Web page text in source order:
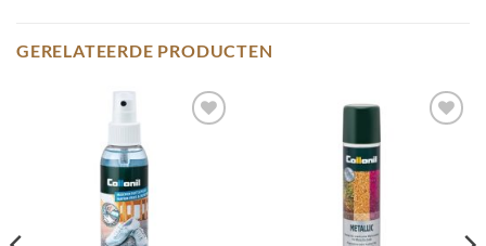
GERELATEERDE PRODUCTEN